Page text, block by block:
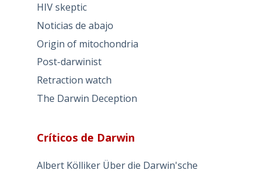
HIV skeptic
Noticias de abajo
Origin of mitochondria
Post-darwinist
Retraction watch
The Darwin Deception
Críticos de Darwin
Albert Kölliker Über die Darwin'sche